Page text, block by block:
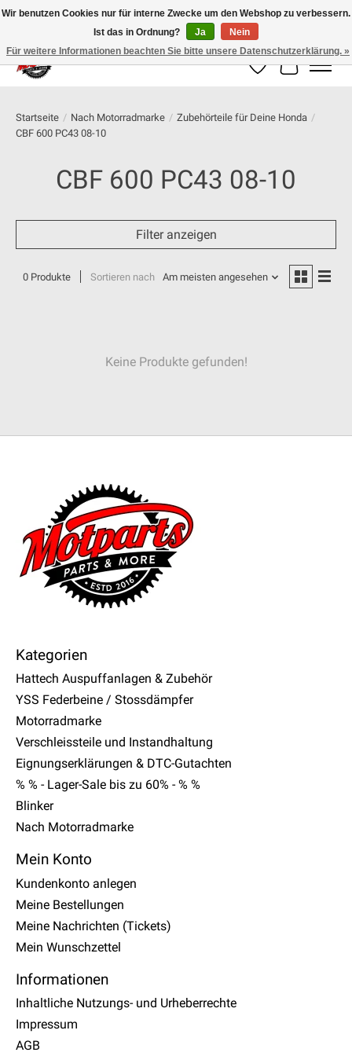
100% schweizer Onlineshop für Dein Motorrad
Wunschzettel
Ihr
Startseite / Nach Motorradmarke / Zubehörteile für Deine Honda /
CBF 600 PC43 08-10
CBF 600 PC43 08-10
Filter anzeigen
0 Produkte Sortieren nach Am meisten angesehen
Keine Produkte gefunden!
Kategorien
Hattech Auspuffanlagen & Zubehör
YSS Federbeine / Stossdämpfer
Motorradmarke
Verschleissteile und Instandhaltung
Eignungserklärungen & DTC-Gutachten
% % - Lager-Sale bis zu 60% - % %
Blinker
Nach Motorradmarke
Mein Konto
Kundenkonto anlegen
Meine Bestellungen
Meine Nachrichten (Tickets)
Mein Wunschzettel
Informationen
Inhaltliche Nutzungs- und Urheberrechte
Impressum
AGB
Wir benutzen Cookies nur für interne Zwecke um den Webshop zu verbessern.
Ist das in Ordnung?
Ja
Nein
Für weitere Informationen beachten Sie bitte unsere Datenschutzerklärung. »